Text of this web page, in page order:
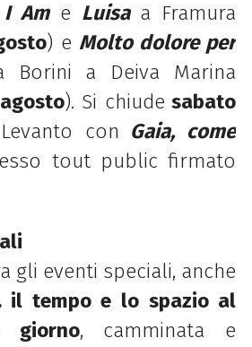
Ame Luisaa Framura
) e Molto dolore per
a Deiva Marina
). Si chiude sabato
con Gaia, come
tout public firmato
gli eventi speciali, anche
il tempo e lo spazio al
giorno, camminata e